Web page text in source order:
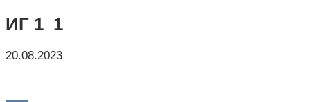
ИГ 1_1
20.08.2023